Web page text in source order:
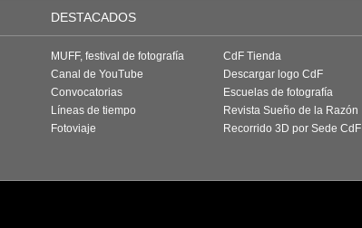
DESTACADOS
MUFF, festival de fotografía
Canal de YouTube
Convocatorias
Líneas de tiempo
Fotoviaje
CdF Tienda
Descargar logo CdF
Escuelas de fotografía
Revista Sueño de la Razón
Recorrido 3D por Sede CdF